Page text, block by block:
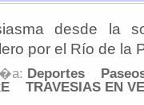
desde la
por el Río de la
Deportes
TRAVESIAS EN